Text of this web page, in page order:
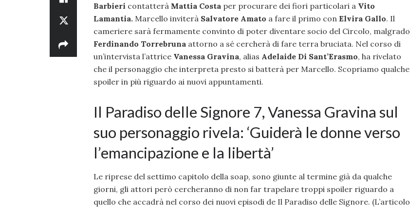
Barbieri contatterà Mattia Costa per procurare dei fiori particolari a Vito
Lamantia. Marcello inviterà Salvatore Amato a fare il primo con Elvira Gallo. Il
cameriere sarà fermamente convinto di poter diventare socio del Circolo, malgrado
Ferdinando Torrebruna attorno a sé cercherà di fare terra bruciata. Nel corso di
un’intervista l’attrice Vanessa Gravina, alias Adelaide Di Sant’Erasmo, ha rivelato
che il personaggio che interpreta presto si batterà per Marcello. Scopriamo qualche
spoiler in più riguardo ai nuovi appuntamenti.
Il Paradiso delle Signore 7, Vanessa Gravina sul
suo personaggio rivela: ‘Guiderà le donne verso
l’emancipazione e la libertà’
Le riprese del settimo capitolo della soap, sono giunte al termine già da qualche
giorni, gli attori però cercheranno di non far trapelare troppi spoiler riguardo a
quello che accadrà nel corso dei nuovi episodi de Il Paradiso delle Signore. (L’articolo